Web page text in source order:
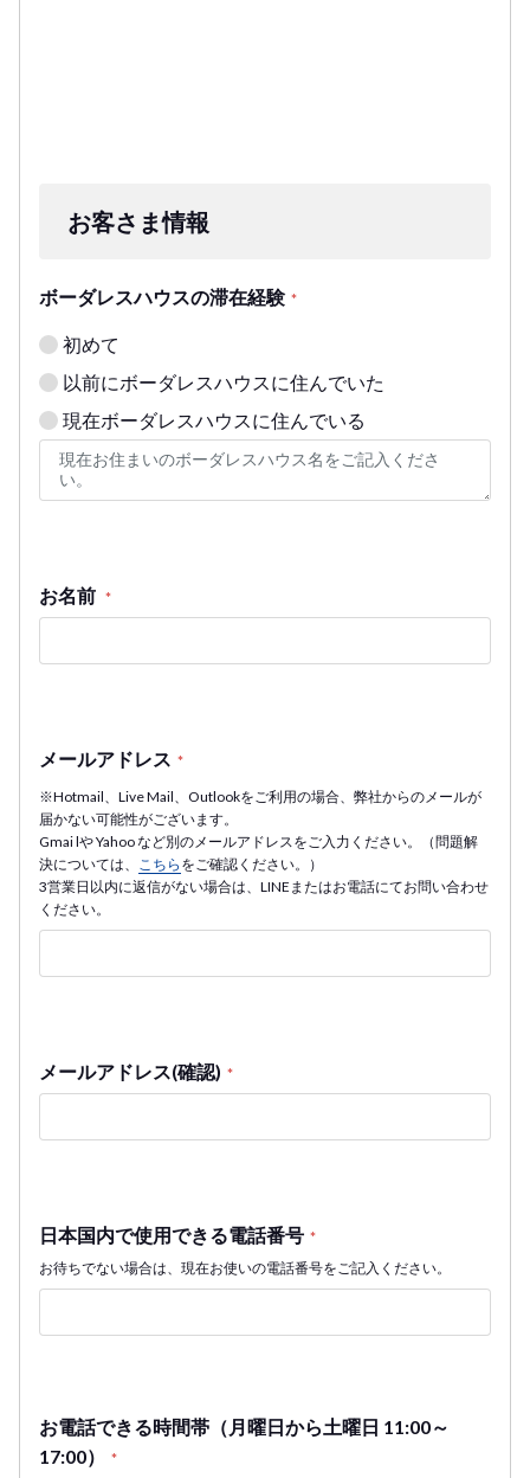
お客さま情報
ボーダレスハウスの滞在経験 *
初めて
以前にボーダレスハウスに住んでいた
現在ボーダレスハウスに住んでいる
お名前 *
メールアドレス *
※Hotmail、Live Mail、Outlookをご利用の場合、弊社からのメールが
届かない可能性がございます。
Gmai lや Yahoo など別のメールアドレスをご入力ください。（問題解
決については、
こちら をご確認ください。）
3営業日以内に返信がない場合は、LINEまたはお電話にてお問い合わせ
ください。
メールアドレス(確認) *
日本国内で使用できる電話番号 *
お待ちでない場合は、現在お使いの電話番号をご記入ください。
お電話できる時間帯（月曜日から土曜日 11:00～
17:00）
*